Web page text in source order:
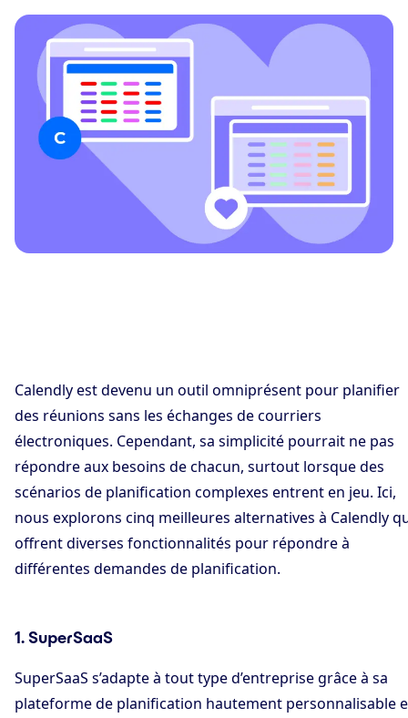
Calendly est devenu un outil omniprésent pour planifier
des réunions sans les échanges de courriers
électroniques. Cependant, sa simplicité pourrait ne pas
répondre aux besoins de chacun, surtout lorsque des
scénarios de planification complexes entrent en jeu. Ici,
nous explorons cinq meilleures alternatives à Calendly
offrent diverses fonctionnalités pour répondre à
différentes demandes de planification.
1. SuperSaaS
SuperSaaS s’adapte à tout type d’entreprise grâce à sa
plateforme de planification hautement personnalisable